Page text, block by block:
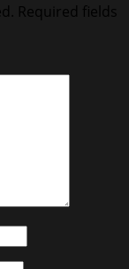
Required fields